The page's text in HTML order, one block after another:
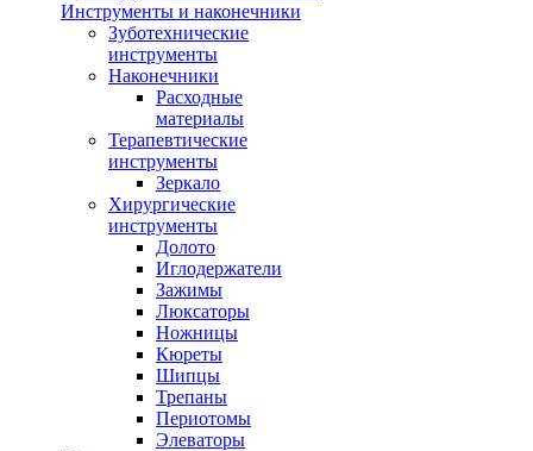
Инструменты и наконечники
Зуботехнические
инструменты
Наконечники
Расходные
материалы
Терапевтические
инструменты
Зеркало
Хирургические
инструменты
Долото
Иглодержатели
Зажимы
Люксаторы
Ножницы
Кюреты
Шипцы
Трепаны
Периотомы
Элеваторы